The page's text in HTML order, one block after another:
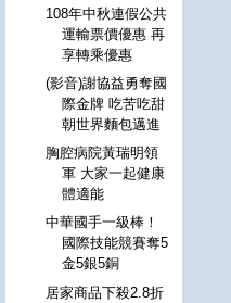
108年中秋連假公共
運輸票價優惠 再
享轉乘優惠
(影音)謝協益勇奪國
際金牌 吃苦吃甜
朝世界麵包邁進
胸腔病院黃瑞明領
軍 大家一起健康
體適能
中華國手一級棒！
國際技能競賽奪5
金5銀5銅
居家商品下殺2.8折